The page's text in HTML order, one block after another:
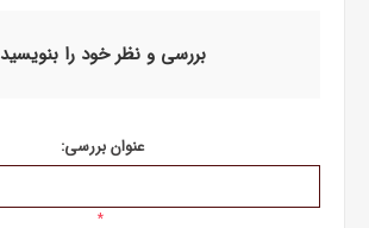
بررسی و نظر خود را بنویسید
عنوان بررسی:
*